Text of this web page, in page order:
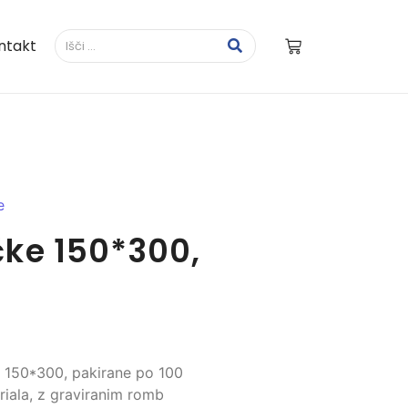
150*300,
pakirane po 100
z graviranim romb